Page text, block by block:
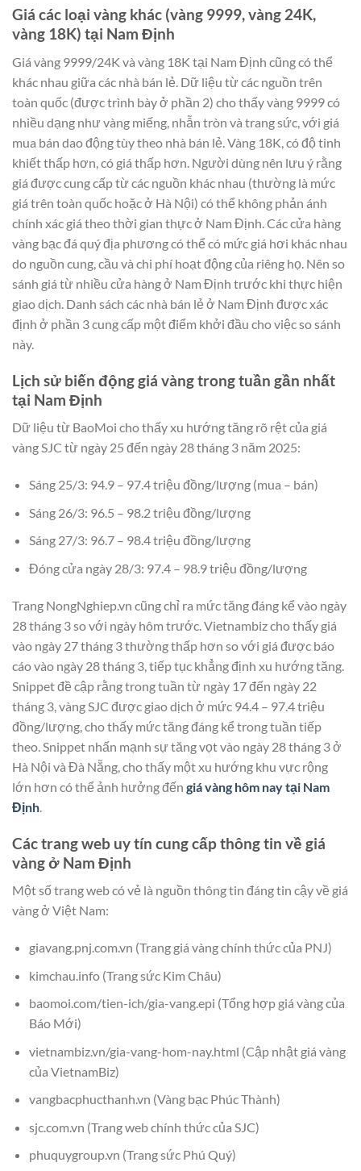
Giá các loại vàng khác (vàng 9999, vàng 24K,
vàng 18K) tại Nam Định
Giá vàng 9999/24K và vàng 18K tại Nam Định cũng có thể
khác nhau giữa các nhà bán lẻ. Dữ liệu từ các nguồn trên
toàn quốc (được trình bày ở phần 2) cho thấy vàng 9999 có
nhiều dạng như vàng miếng, nhẫn tròn và trang sức, với giá
mua bán dao động tùy theo nhà bán lẻ. Vàng 18K, có độ tinh
khiết thấp hơn, có giá thấp hơn. Người dùng nên lưu ý rằng
giá được cung cấp từ các nguồn khác nhau (thường là mức
giá trên toàn quốc hoặc ở Hà Nội) có thể không phản ánh
chính xác giá theo thời gian thực ở Nam Định. Các cửa hàng
vàng bạc đá quý địa phương có thể có mức giá hơi khác nhau
do nguồn cung, cầu và chi phí hoạt động của riêng họ. Nên so
sánh giá từ nhiều cửa hàng ở Nam Định trước khi thực hiện
giao dịch. Danh sách các nhà bán lẻ ở Nam Định được xác
định ở phần 3 cung cấp một điểm khởi đầu cho việc so sánh
này.
Lịch sử biến động giá vàng trong tuần gần nhất
tại Nam Định
Dữ liệu từ BaoMoi cho thấy xu hướng tăng rõ rệt của giá
vàng SJC từ ngày 25 đến ngày 28 tháng 3 năm 2025:
Sáng 25/3: 94.9 – 97.4 triệu đồng/lượng (mua – bán)
Sáng 26/3: 96.5 – 98.2 triệu đồng/lượng
Sáng 27/3: 96.7 – 98.4 triệu đồng/lượng
Đóng cửa ngày 28/3: 97.4 – 98.9 triệu đồng/lượng
Trang NongNghiep.vn cũng chỉ ra mức tăng đáng kể vào ngày
28 tháng 3 so với ngày hôm trước. Vietnambiz cho thấy giá
vào ngày 27 tháng 3 thường thấp hơn so với giá được báo
cáo vào ngày 28 tháng 3, tiếp tục khẳng định xu hướng tăng.
Snippet đề cập rằng trong tuần từ ngày 17 đến ngày 22
tháng 3, vàng SJC được giao dịch ở mức 94.4 – 97.4 triệu
đồng/lượng, cho thấy mức tăng đáng kể trong tuần tiếp
theo. Snippet nhấn mạnh sự tăng vọt vào ngày 28 tháng 3 ở
Hà Nội và Đà Nẵng, cho thấy một xu hướng khu vực rộng
lớn hơn có thể ảnh hưởng đến giá vàng hôm nay tại Nam
Định
Các trang web uy tín cung cấp thông tin về giá
vàng ở Nam Định
Một số trang web có vẻ là nguồn thông tin đáng tin cậy về giá
vàng ở Việt Nam:
giavang.pnj.com.vn (Trang giá vàng chính thức của PNJ)
kimchau.info (Trang sức Kim Châu)
baomoi.com/tien-ich/gia-vang.epi (Tổng hợp giá vàng của
Báo Mới)
vietnambiz.vn/gia-vang-hom-nay.html (Cập nhật giá vàng
của VietnamBiz)
vangbacphucthanh.vn (Vàng bạc Phúc Thành)
sjc.com.vn (Trang web chính thức của SJC)
phuquygroup.vn (Trang sức Phú Quý)